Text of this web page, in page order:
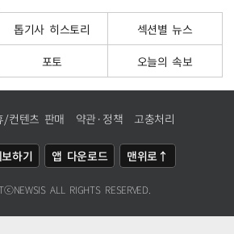
톱기사 히스토리
섹션별 뉴스
포토 오늘의 속보
/컨텐츠 판매 약관·정책 고충처리
하기 앱 다운로드 맨위로↑
NEWSISALL RIGHTS RESERVED.